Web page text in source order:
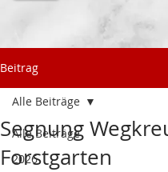
Beitrag
Alle Beiträge
2026
Alle Beiträge
Segnung
Forstgarten